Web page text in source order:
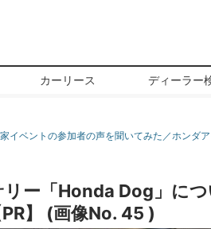
カーリース ディーラー
ベントの参加者の声を聞いてみた／ホンダア
ー「Honda Dog」に
】 (画像No. 45 )